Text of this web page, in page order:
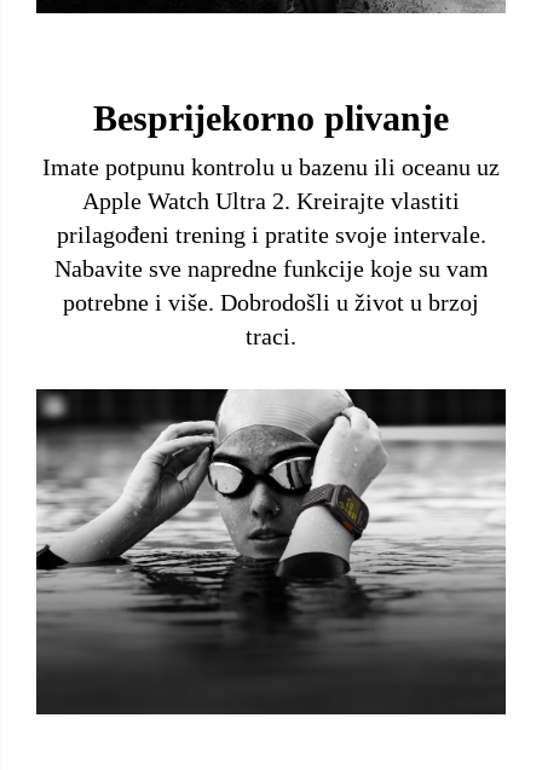
Besprijekorno plivanje
Imate potpunu kontrolu u bazenu ili oceanu uz
Apple Watch Ultra 2. Kreirajte vlastiti
prilagođeni trening i pratite svoje intervale.
Nabavite sve napredne funkcije koje su vam
potrebne i više. Dobrodošli u život u brzoj
traci.